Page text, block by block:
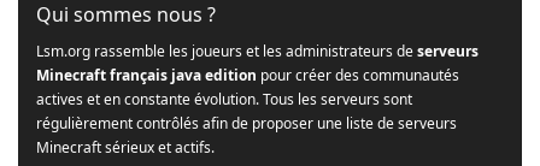
Qui sommes nous ?
Lsm.org rassemble les joueurs et les administrateurs deserveurs
Minecraft français java edition pour créer des communautés
actives et en constante évolution. Tous les serveurs sont
régulièrement contrôlés afin de proposer une liste de serveurs
Minecraft sérieux et actifs.